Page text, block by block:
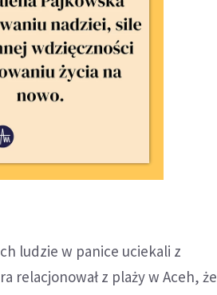
ludzie w panice uciekali z
relacjonował z plaży w Aceh, że